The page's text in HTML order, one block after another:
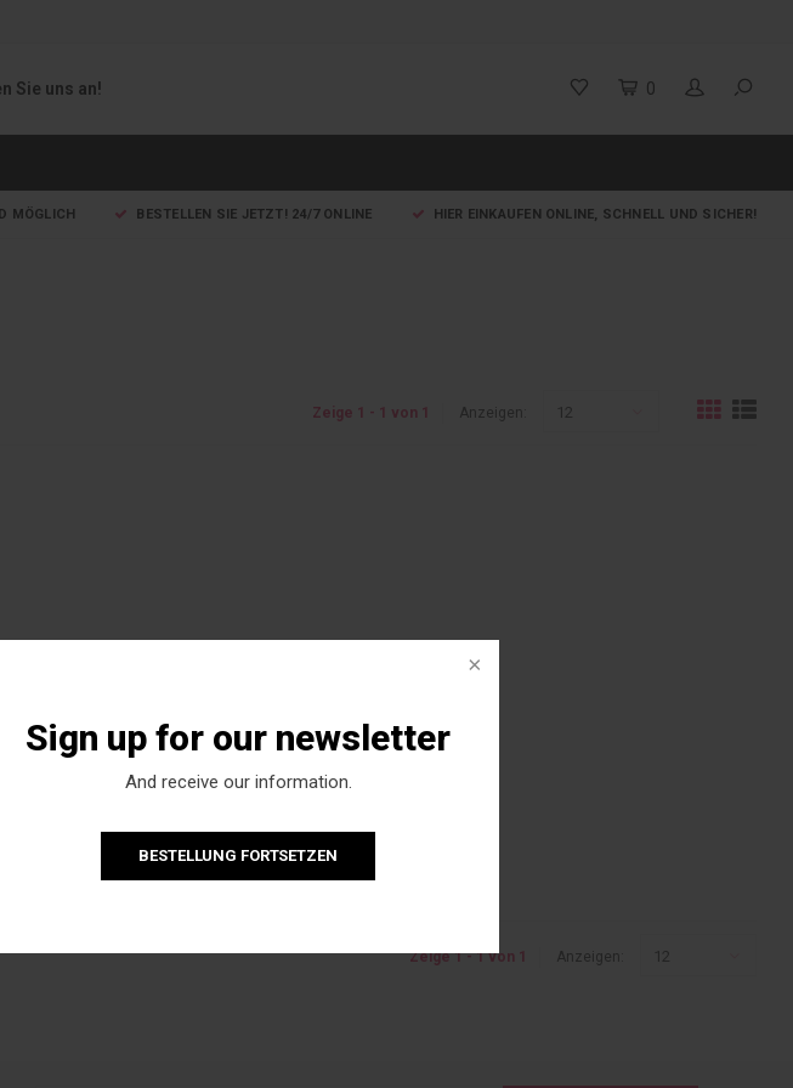
Sign up for our newsletter
And receive our information.
BESTELLUNG FORTSETZEN
Sie uns an! 0
MÖGLICH BESTELLEN SIE JETZT! 24/7 ONLINE HIER EINKAUFEN ONLINE, SCHNELL UND SICHER!
Zeige 1 - 1 von 1 Anzeigen: 12
Zeige 1 - 1 von 1 Anzeigen: 12